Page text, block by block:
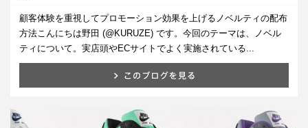
顧客体験を重視してプロモーション効果を上げるノベルティの配布
方法こんにちは野田 (@KURUZE) です。今回のテーマは、ノベル
ティについて。実店頭やECサイトでよく実施されている...